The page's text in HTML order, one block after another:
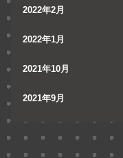
2022年2月
2022年1月
2021年10月
2021年9月